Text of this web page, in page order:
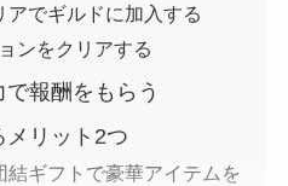
アでギルドに加入する
ンをクリアする
報酬をもらう
メリット2つ
結ギフトで豪華アイテムを